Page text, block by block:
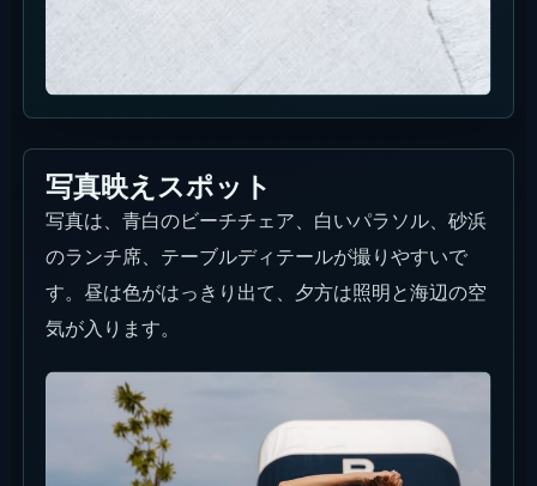
写真映えスポット
写真は、青白のビーチチェア、白いパラソル、砂浜
のランチ席、テーブルディテールが撮りやすいで
す。昼は色がはっきり出て、夕方は照明と海辺の空
気が入ります。